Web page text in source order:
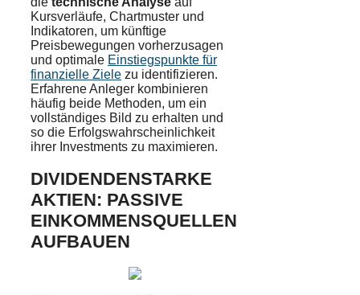
Kursverläufe, Chartmuster und
Indikatoren, um künftige
Preisbewegungen vorherzusagen
und optimale Einstiegspunkte für
finanzielle Ziele zu identifizieren.
Erfahrene Anleger kombinieren
häufig beide Methoden, um ein
vollständiges Bild zu erhalten und
so die Erfolgswahrscheinlichkeit
ihrer Investments zu maximieren.
DIVIDENDENSTARKE
AKTIEN: PASSIVE
EINKOMMENSQUELLEN
AUFBAUEN